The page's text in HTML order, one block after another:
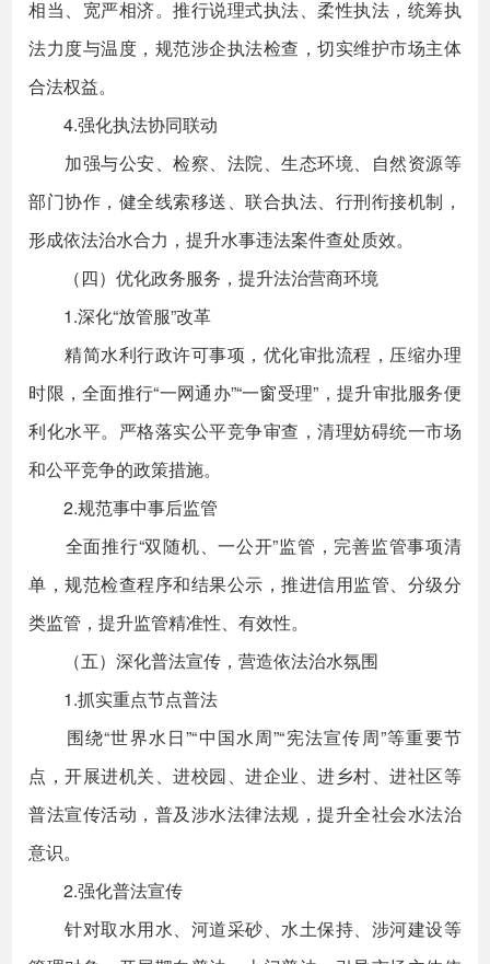
相当、宽严相济。推行说理式执法、柔性执法，统筹执
法力度与温度，规范涉企执法检查，切实维护市场主体
合法权益。
4.强化执法协同联动
加强与公安、检察、法院、生态环境、自然资源等
部门协作，健全线索移送、联合执法、行刑衔接机制，
形成依法治水合力，提升水事违法案件查处质效。
（四）优化政务服务，提升法治营商环境
1.深化“放管服”改革
精简水利行政许可事项，优化审批流程，压缩办理
时限，全面推行“一网通办”“一窗受理”，提升审批服务便
利化水平。严格落实公平竞争审查，清理妨碍统一市场
和公平竞争的政策措施。
2.规范事中事后监管
全面推行“双随机、一公开”监管，完善监管事项清
单，规范检查程序和结果公示，推进信用监管、分级分
类监管，提升监管精准性、有效性。
（五）深化普法宣传，营造依法治水氛围
1.抓实重点节点普法
围绕“世界水日”“中国水周”“宪法宣传周”等重要节
点，开展进机关、进校园、进企业、进乡村、进社区等
普法宣传活动，普及涉水法律法规，提升全社会水法治
意识。
2.强化普法宣传
针对取水用水、河道采砂、水土保持、涉河建设等